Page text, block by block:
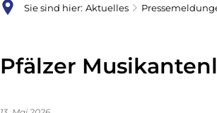
Sie sind hier: Aktuelles
Pfälzer